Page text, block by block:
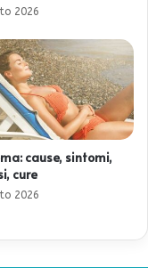
2026
cause, sintomi,
cure
2026